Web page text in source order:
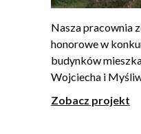
Nasza pracownia
honorowe w
budynków
Wojciecha i
Zobacz projekt